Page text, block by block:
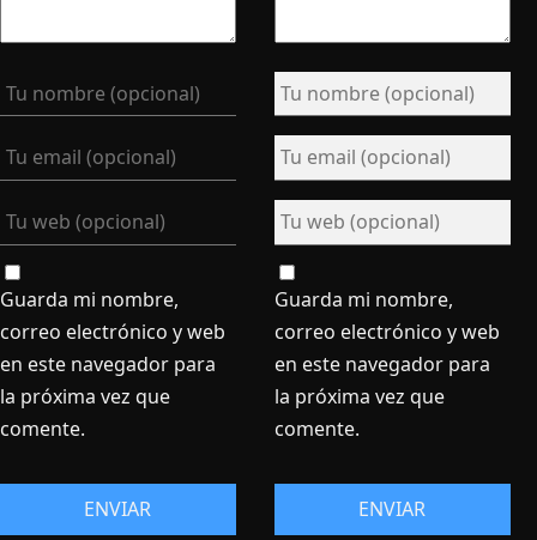
Guarda mi nombre,
correo electrónico y web
en este navegador para
la próxima vez que
comente.
Guarda mi nombre,
correo electrónico y web
en este navegador para
la próxima vez que
comente.